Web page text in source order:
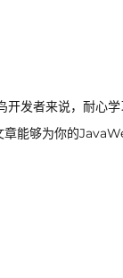
开发者来说，耐心
章能够为你的